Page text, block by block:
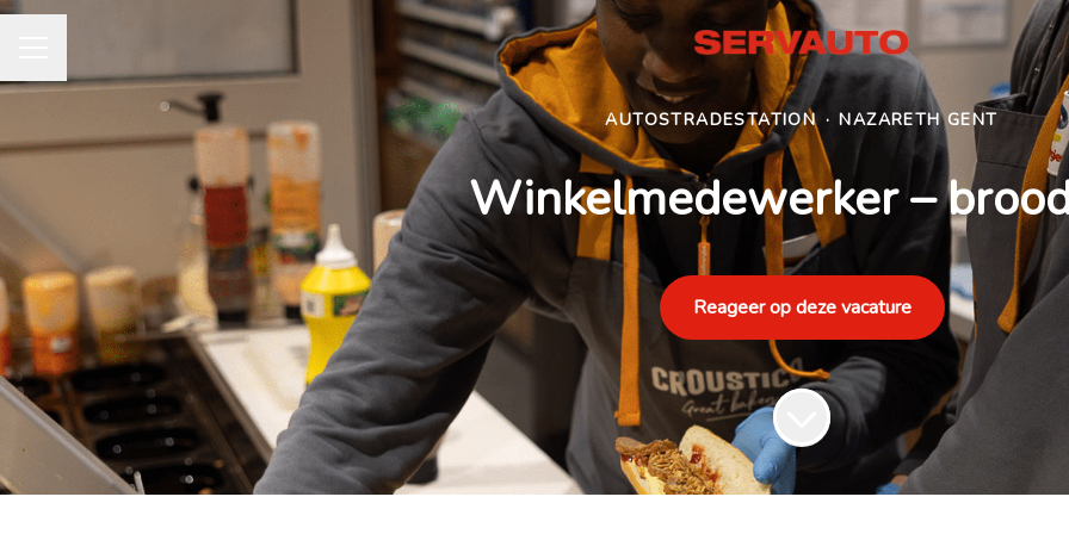
AUTOSTRADESTATION · NAZARETH GENT
Winkelmedewerker –
Reageer op deze vacature